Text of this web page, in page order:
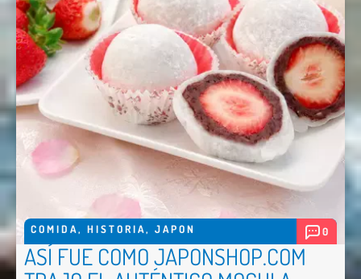
COMIDA, HISTORIA, JAPON 0
ASÍ FUE COMO JAPONSHOP.COM